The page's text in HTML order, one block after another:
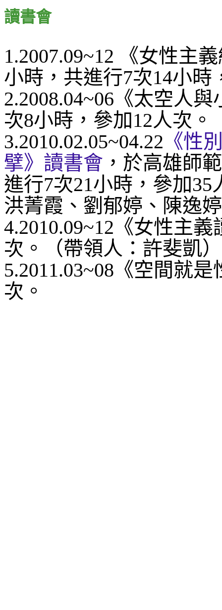
讀書會
1.2007.09~12 《女性主
小時，共進行7次14小時
2.2008.04~06《太空人
次8小時，參加12人次。
3.2010.02.05~04.22 《性
擘》讀書會 ，於高雄師
進行7次21小時，參加
洪菁霞、劉郁婷、陳逸
4.2010.09~12《女性主
次。（帶領人：許斐凱）
5.2011.03~08《空間就
次。